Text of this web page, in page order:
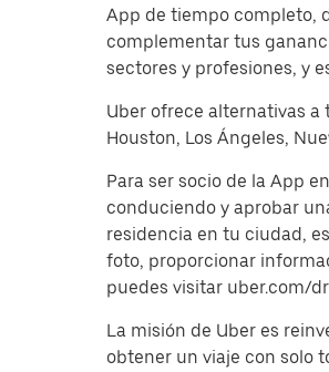
App de tiempo completo,
complementar tus
sectores y profesiones, y
Uber ofrece alternativas a
Houston, Los Ángeles,
Para ser socio de la App
conduciendo y aprobar
residencia en tu ciudad,
foto, proporcionar
puedes visitar uber.com/
La misión de Uber es
obtener un viaje con solo